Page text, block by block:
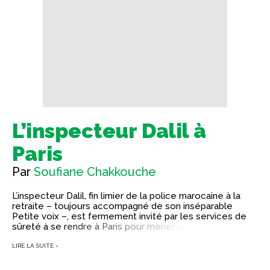
L’inspecteur Dalil à
Paris
Par Soufiane Chakkouche
L’inspecteur Dalil, fin limier de la police marocaine à la
retraite – toujours accompagné de son inséparable
Petite voix –, est fermement invité par les services de
sûreté à se rendre à Paris pour mener une enquête en
Maugin, boss du 36 quai des Orfèvres. Bader Farisse, un
LIRE LA SUITE ›